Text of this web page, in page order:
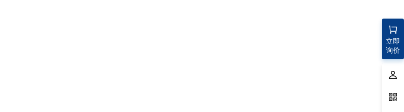
立即
询价